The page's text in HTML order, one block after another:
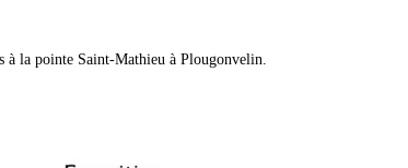
à la pointe Saint-Mathieu à Plougonvelin.